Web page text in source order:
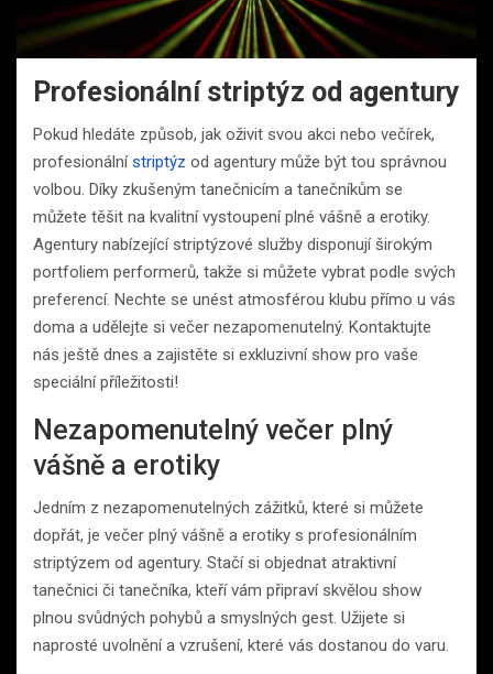
Profesionální striptýz od agentury
Pokud hledáte způsob, jak oživit svou akci nebo večírek,
profesionálnístriptýz od agentury může být tou správnou
volbou. Díky zkušeným tanečnicím a tanečníkům se
můžete těšit na kvalitní vystoupení plné vášně a erotiky.
Agentury nabízející striptýzové služby disponují širokým
portfoliem performerů, takže si můžete vybrat podle svých
preferencí. Nechte se unést atmosférou klubu přímo u vás
doma a udělejte si večer nezapomenutelný. Kontaktujte
nás ještě dnes a zajistěte si exkluzivní show pro vaše
speciální příležitosti!
Nezapomenutelný večer plný
vášně a erotiky
Jedním z nezapomenutelných zážitků, které si můžete
dopřát, je večer plný vášně a erotiky s profesionálním
striptýzem od agentury. Stačí si objednat atraktivní
tanečnici či tanečníka, kteří vám připraví skvělou show
plnou svůdných pohybů a smyslných gest. Užijete si
naprosté uvolnění a vzrušení, které vás dostanou do varu.